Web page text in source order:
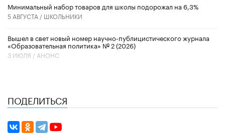
Минимальный набор товаров для школы подорожал на 6,3%
5 АВГУСТА / ШКОЛЬНИКИ
Вышел в свет новый номер научно-публицистического журнала
«Образовательная политика» № 2 (2026)
3 ИЮЛЯ / АНОНС
ПОДЕЛИТЬСЯ